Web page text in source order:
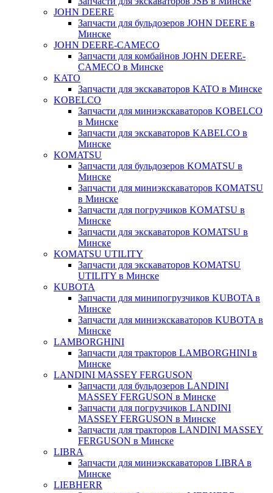
JOHN DEERE
Запчасти для бульдозеров JOHN DEERE в
Минске
JOHN DEERE-CAMECO
Запчасти для комбайнов JOHN DEERE-
CAMECO в Минске
KATO
Запчасти для экскаваторов KATO в Минске
KOBELCO
Запчасти для миниэкскаваторов KOBELCO
в Минске
Запчасти для экскаваторов KABELCO в
Минске
KOMATSU
Запчасти для бульдозеров KOMATSU в
Минске
Запчасти для миниэкскаваторов KOMATSU
в Минске
Запчасти для погрузчиков KOMATSU в
Минске
Запчасти для экскаваторов KOMATSU в
Минске
KOMATSU UTILITY
Запчасти для экскаваторов KOMATSU
UTILITY в Минске
KUBOTA
Запчасти для минипогрузчиков KUBOTA в
Минске
Запчасти для миниэкскаваторов KUBOTA в
Минске
LAMBORGHINI
Запчасти для тракторов LAMBORGHINI в
Минске
LANDINI MASSEY FERGUSON
Запчасти для бульдозеров LANDINI
MASSEY FERGUSON в Минске
Запчасти для погрузчиков LANDINI
MASSEY FERGUSON в Минске
Запчасти для тракторов LANDINI MASSEY
FERGUSON в Минске
LIBRA
Запчасти для миниэкскаваторов LIBRA в
Минске
LIEBHERR